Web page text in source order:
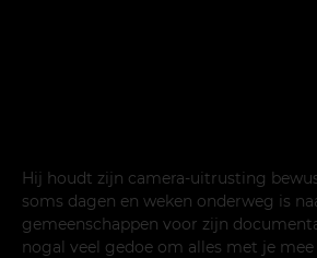
Hij houdt zijn camera-uitrusting
soms dagen en weken onderweg is
gemeenschappen voor zijn
nogal veel gedoe om alles met je mee